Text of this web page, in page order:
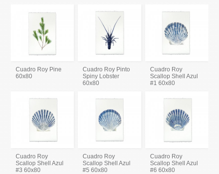
Cuadro Roy Pine
60x80
Cuadro Roy Pinto
Spiny Lobster
60x80
Cuadro Roy
Scallop Shell Azul
#1 60x80
Cuadro Roy
Scallop Shell Azul
#3 60x80
Cuadro Roy
Scallop Shell Azul
#5 60x80
Cuadro Roy
Scallop Shell Azul
#6 60x80